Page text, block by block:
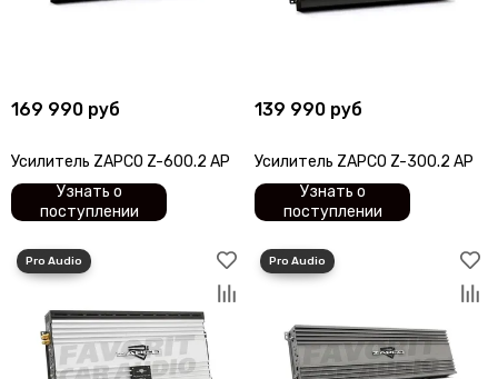
Zeus
169 990 руб
Усилитель ZAPCO Z-600.2 AP
Узнать о
поступлении
139 990 руб
Усилитель ZAPCO Z-300.2 AP
Узнать о
поступлении